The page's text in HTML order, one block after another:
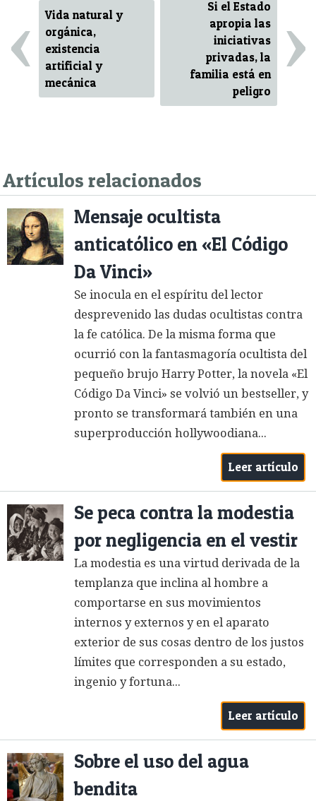
‹
Vida natural y
orgánica,
existencia
artificial y
mecánica
Si el Estado
apropia las
iniciativas
privadas, la
familia está en
peligro
›
Artículos relacionados
Mensaje ocultista
anticatólico en «El Código
Da Vinci»
Se inocula en el espíritu del lector
desprevenido las dudas ocultistas contra
la fe católica. De la misma forma que
ocurrió con la fantasmagoría ocultista del
pequeño brujo Harry Potter, la novela «El
Código Da Vinci» se volvió un bestseller, y
pronto se transformará también en una
superproducción hollywoodiana...
Leer artículo
Se peca contra la modestia
por negligencia en el vestir
La modestia es una virtud derivada de la
templanza que inclina al hombre a
comportarse en sus movimientos
internos y externos y en el aparato
exterior de sus cosas dentro de los justos
límites que corresponden a su estado,
ingenio y fortuna...
Leer artículo
Sobre el uso del agua
bendita